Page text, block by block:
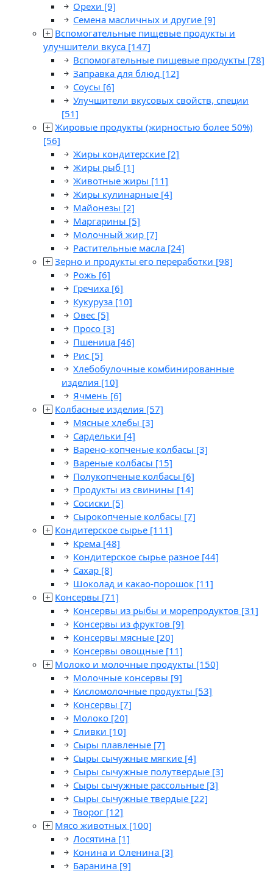
Орехи [9]
Семена масличных и другие [9]
Вспомогательные пищевые продукты и
улучшители вкуса [147]
Вспомогательные пищевые продукты [78]
Заправка для блюд [12]
Соусы [6]
Улучшители вкусовых свойств, специи
[51]
Жировые продукты (жирностью более 50%)
[56]
Жиры кондитерские [2]
Жиры рыб [1]
Животные жиры [11]
Жиры кулинарные [4]
Майонезы [2]
Маргарины [5]
Молочный жир [7]
Растительные масла [24]
Зерно и продукты его переработки [98]
Рожь [6]
Гречиха [6]
Кукуруза [10]
Овес [5]
Просо [3]
Пшеница [46]
Рис [5]
Хлебобулочные комбинированные
изделия [10]
Ячмень [6]
Колбасные изделия [57]
Мясные хлебы [3]
Сардельки [4]
Варено-копченые колбасы [3]
Вареные колбасы [15]
Полукопченые колбасы [6]
Продукты из свинины [14]
Сосиски [5]
Сырокопченые колбасы [7]
Кондитерское сырье [111]
Крема [48]
Кондитерское сырье разное [44]
Сахар [8]
Шоколад и какао-порошок [11]
Консервы [71]
Консервы из рыбы и морепродуктов [31]
Консервы из фруктов [9]
Консервы мясные [20]
Консервы овощные [11]
Молоко и молочные продукты [150]
Молочные консервы [9]
Кисломолочные продукты [53]
Консервы [7]
Молоко [20]
Сливки [10]
Сыры плавленые [7]
Сыры сычужные мягкие [4]
Сыры сычужные полутвердые [3]
Сыры сычужные рассольные [3]
Сыры сычужные твердые [22]
Творог [12]
Мясо животных [100]
Лосятина [1]
Конина и Оленина [3]
Баранина [9]